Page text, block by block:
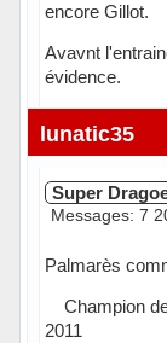
encore Gillot.
Avavnt
évidence.
Hors ligne
lunatic35
Super
Messages: 7
Palmarès
Champion
2011